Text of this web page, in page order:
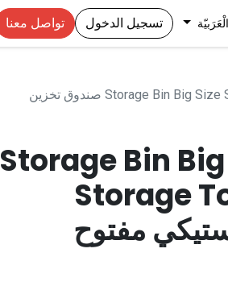
الْعَرَبيّة تسجيل الدخول تواصل معنا
Storage Bin Big Size Stacking Storage Toolbox Drawer صندوق تخزين
Storage Bin
Storage
مفتوح